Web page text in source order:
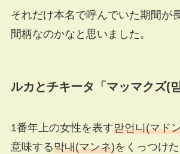
それだけ本名で呼んでいた期間が
間柄なのかなと思いました。
ルカとチキータ「マッマクズ(
1番年上の女性を表す맏언니(マド
意味する막내(マンネ)をくっつけ